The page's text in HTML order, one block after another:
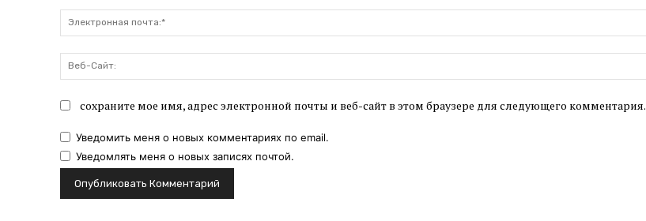
сохраните мое имя, адрес электронной почты и веб-сайт в этом браузере для следующего комментария.
Уведомить меня о новых комментариях по email.
Уведомлять меня о новых записях почтой.